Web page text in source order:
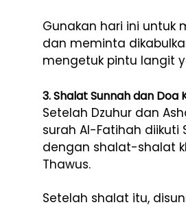
Gunakan hari ini
dan meminta
mengetuk pintu langit
3. Shalat Sunnah dan Doa
Setelah Dzuhur dan
surah Al-Fatihah diikuti
dengan shalat-shalat
Thawus.
Setelah shalat itu,